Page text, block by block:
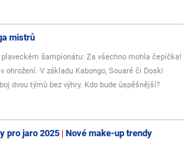
mistrů
šampionátu: Za všechno mohla čepička!
ohrožení. V základu Kabongo, Souaré či Doski
dvou týmů bez výhry. Kdo bude úspěšnější?
pro jaro 2025 Nové make-up trendy